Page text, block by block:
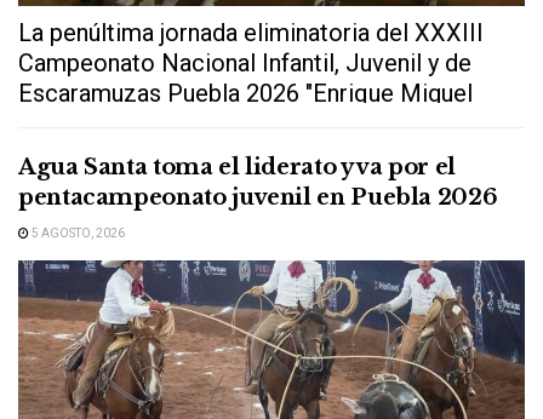
La penúltima jornada eliminatoria del XXXIII
Campeonato Nacional Infantil, Juvenil y de
Escaramuzas Puebla 2026 "Enrique Miguel
Agua Santa toma el liderato y va por el
pentacampeonato juvenil en Puebla 2026
5 AGOSTO, 2026